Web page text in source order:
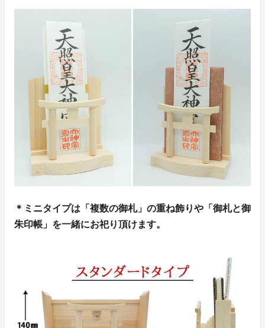
＊ミニタイプは「複数の御札」の重ね飾りや「御札と御
朱印帳」を一緒にお祀り頂けます。